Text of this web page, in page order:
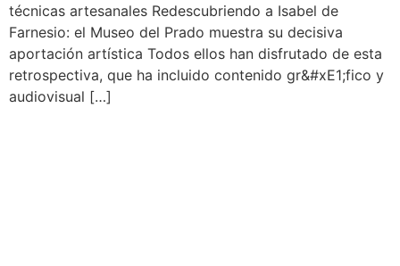
técnicas artesanales Redescubriendo a Isabel de
Farnesio: el Museo del Prado muestra su decisiva
aportación artística Todos ellos han disfrutado de esta
retrospectiva, que ha incluido contenido gr&#xE1;fico y
audiovisual […]